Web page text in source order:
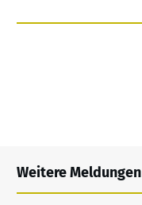
Weitere Meldungen